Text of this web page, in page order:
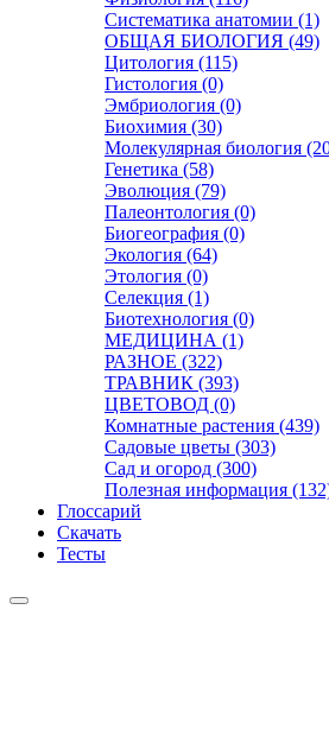
Систематика анатомии (1)
ОБЩАЯ БИОЛОГИЯ (49)
Цитология (115)
Гистология (0)
Эмбриология (0)
Биохимия (30)
Молекулярная биология
Генетика (58)
Эволюция (79)
Палеонтология (0)
Биогеография (0)
Экология (64)
Этология (0)
Селекция (1)
Биотехнология (0)
МЕДИЦИНА (1)
РАЗНОЕ (322)
ТРАВНИК (393)
ЦВЕТОВОД (0)
Комнатные растения (439)
Садовые цветы (303)
Сад и огород (300)
Полезная информация
Глоссарий
Скачать
Тесты